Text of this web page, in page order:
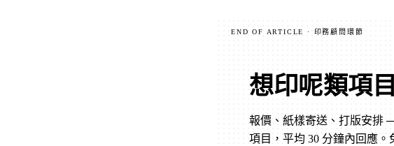
END OF ARTICLE · 印務顧問環節
想印呢類項
報價、紙樣寄送、打版安排
項目，平均 30 分鐘內回應。